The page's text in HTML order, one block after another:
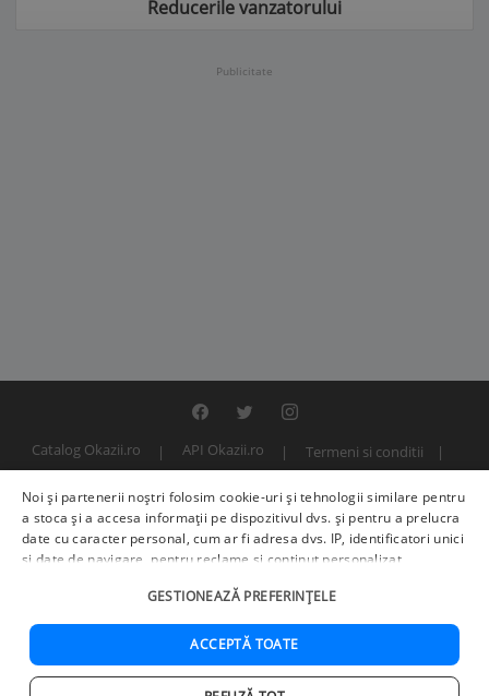
Reducerile vanzatorului
Publicitate
Catalog Okazii.ro API Okazii.ro
Termeni si conditii
© 2000 - 2026 S.C. BITFACTOR S.R.L.
Noi și partenerii noștri folosim cookie-uri și tehnologii similare pentru
a stoca și a accesa informații pe dispozitivul dvs. și pentru a prelucra
date cu caracter personal, cum ar fi adresa dvs. IP, identificatori unici
și date de navigare, pentru reclame și conținut personalizat,
îmbunătățirea serviciilor.Furnizori terți (225)pot, de asemenea,
prelucra datele dvs. în aceste și alte scopuri, inclusiv folosind date
precise de geolocalizare și caracteristici ale dispozitivului. Opțiunile
dvs. se aplică doar acestui site web. Unii furnizori se pot baza pe
interes legitim în loc de consimțământ; aveți dreptul să vă opuneți în
GESTIONEAZĂ PREFERINȚELE
ACCEPTĂ TOATE